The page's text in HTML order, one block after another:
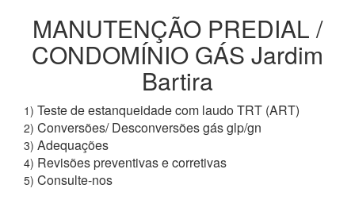
MANUTENÇÃO PREDIAL /
CONDOMÍNIO GÁS Jardim
Bartira
1) Teste de estanqueidade com laudo TRT (ART)
2) Conversões/ Desconversões gás glp/gn
3) Adequações
4) Revisões preventivas e corretivas
5) Consulte-nos